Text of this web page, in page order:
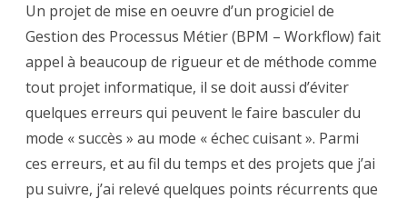
Un projet de mise en oeuvre d’un progiciel de
Gestion des Processus Métier (BPM – Workflow) fait
appel à beaucoup de rigueur et de méthode comme
tout projet informatique, il se doit aussi d’éviter
quelques erreurs qui peuvent le faire basculer du
mode « succès » au mode « échec cuisant ». Parmi
ces erreurs, et au fil du temps et des projets que j’ai
pu suivre, j’ai relevé quelques points récurrents que